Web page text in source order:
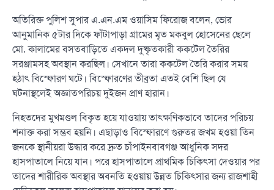
অতিরিক্ত পুলিশ সুপার এ.এন.এম ওয়াসিম ফিরোজ বলেন, ভোর
আনুমানিক ৫টার দিকে ফাঁটাপাড়া গ্রামের মৃত মকবুল হোসেনের ছেলে
মো. কালামের বসতবাড়িতে একদল দুষ্কৃতকারী ককটেল তৈরির
সরঞ্জামসহ অবস্থান করছিল। সেখানে তারা ককটেল তৈরি করার সময়
হঠাৎ বিস্ফোরণ ঘটে। বিস্ফোরণের তীব্রতা এতই বেশি ছিল যে
ঘটনাস্থলেই অজ্ঞাতপরিচয় দুইজন প্রাণ হারান।
নিহতদের মুখমণ্ডল বিকৃত হয়ে যাওয়ায় তাৎক্ষণিকভাবে তাদের পরিচয়
শনাক্ত করা সম্ভব হয়নি। এছাড়াও বিস্ফোরণে গুরুতর জখম হওয়া তিন
জনকে স্থানীয়রা উদ্ধার করে দ্রুত চাঁপাইনবাবগঞ্জ আধুনিক সদর
হাসপাতালে নিয়ে যান। পরে হাসপাতালে প্রাথমিক চিকিৎসা দেওয়ার পর
তাদের শারীরিক অবস্থার অবনতি হওয়ায় উন্নত চিকিৎসার জন্য রাজশাহী